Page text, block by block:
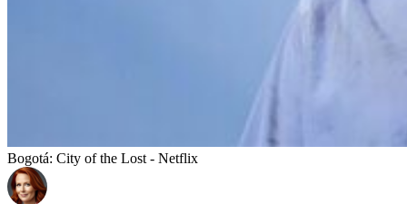
Bogotá: City of the Lost - Netflix